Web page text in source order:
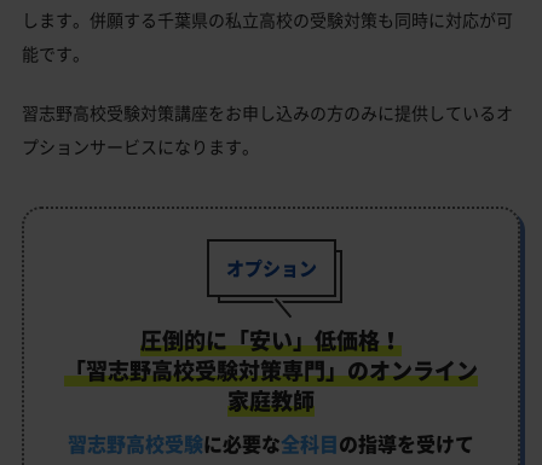
します。併願する千葉県の私立高校の受験対策も同時に対応が可
能です。
習志野高校受験対策講座をお申し込みの方のみに提供しているオ
プションサービスになります。
オプション
圧倒的に「安い」低価格！
「習志野高校受験対策専門」のオンライン
家庭教師
習志野高校受験に必要な全科目の指導を受けて